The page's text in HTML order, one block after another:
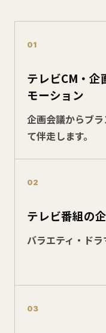
01
テレビCM・企
モーション
企画会議からブ
て伴走します。
02
テレビ番組の
バラエティ・ド
03